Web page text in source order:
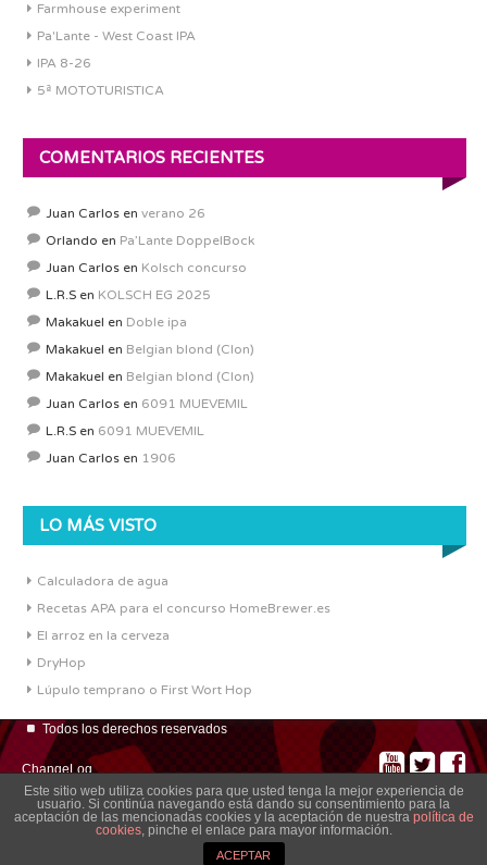
Farmhouse experiment
Pa'Lante - West Coast IPA
IPA 8-26
5ª MOTOTURISTICA
COMENTARIOS RECIENTES
Juan Carlos en verano 26
Orlando en Pa’Lante DoppelBock
Juan Carlos en Kolsch concurso
L.R.S en KOLSCH EG 2025
Makakuel en Doble ipa
Makakuel en Belgian blond (Clon)
Makakuel en Belgian blond (Clon)
Juan Carlos en 6091 MUEVEMIL
L.R.S en 6091 MUEVEMIL
Juan Carlos en 1906
LO MÁS VISTO
Calculadora de agua
Recetas APA para el concurso HomeBrewer.es
El arroz en la cerveza
DryHop
Lúpulo temprano o First Wort Hop
Todos los derechos reservados
ChangeLog
Este sitio web utiliza cookies para que usted tenga la mejor experiencia de
usuario. Si continúa navegando está dando su consentimiento para la
aceptación de las mencionadas cookies y la aceptación de nuestra política de
cookies, pinche el enlace para mayor información.
ACEPTAR